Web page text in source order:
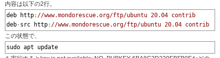
内容は以下の2行。
deb http: //www.mondorescue.org/ftp/ubuntu 20.04 contrib
deb-src http: //www.mondorescue.org/ftp/ubuntu 20.04 contrib
この状態で、
sudo apt update